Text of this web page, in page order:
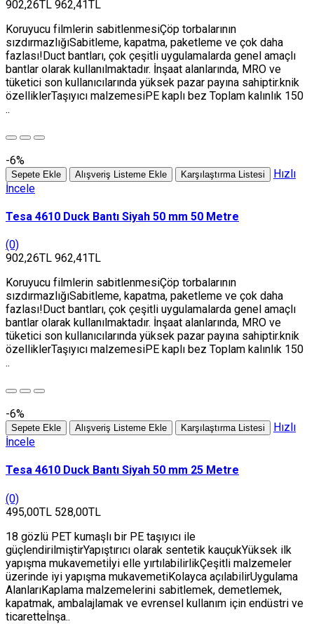
902,26TL 962,41TL
Koruyucu filmlerin sabitlenmesiÇöp torbalarının
sızdırmazlığıSabitleme, kapatma, paketleme ve çok daha
fazlası!Duct bantları, çok çeşitli uygulamalarda genel amaçlı
bantlar olarak kullanılmaktadır. İnşaat alanlarında, MRO ve
tüketici son kullanıcılarında yüksek pazar payına sahiptir.knik
özelliklerTaşıyıcı malzemesiPE kaplı bez Toplam kalınlık 150
..
-6%
Sepete Ekle Alışveriş Listeme Ekle Karşılaştırma Listesi
Hızlı
İncele
Tesa 4610 Duck Bantı Siyah 50 mm 50 Metre
(0)
902,26TL 962,41TL
Koruyucu filmlerin sabitlenmesiÇöp torbalarının
sızdırmazlığıSabitleme, kapatma, paketleme ve çok daha
fazlası!Duct bantları, çok çeşitli uygulamalarda genel amaçlı
bantlar olarak kullanılmaktadır. İnşaat alanlarında, MRO ve
tüketici son kullanıcılarında yüksek pazar payına sahiptir.knik
özelliklerTaşıyıcı malzemesiPE kaplı bez Toplam kalınlık 150
..
-6%
Sepete Ekle Alışveriş Listeme Ekle Karşılaştırma Listesi
Hızlı
İncele
Tesa 4610 Duck Bantı Siyah 50 mm 25 Metre
(0)
495,00TL 528,00TL
18 gözlü PET kumaşlı bir PE taşıyıcı ile
güçlendirilmiştirYapıştırıcı olarak sentetik kauçukYüksek ilk
yapışma mukavemetiİyi elle yırtılabilirlikÇeşitli malzemeler
üzerinde iyi yapışma mukavemetiKolayca açılabilirUygulama
AlanlarıKaplama malzemelerini sabitlemek, demetlemek,
kapatmak, ambalajlamak ve evrensel kullanım için endüstri ve
ticaretteİnşa..